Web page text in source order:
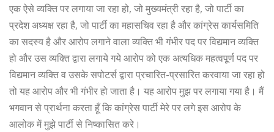
एक ऐसे व्यक्ति पर लगाया जा रहा हो, जो मुख्यमंत्री रहा है, जो पार्टी का
प्रदेश अध्यक्ष रहा है, जो पार्टी का महासचिव रहा है और कांग्रेस कार्यसमिति
का सदस्य है और आरोप लगाने वाला व्यक्ति भी गंभीर पद पर विद्यमान व्यक्ति
हो और उस व्यक्ति द्वारा लगाये गये आरोप को एक अत्यधिक महत्वपूर्ण पद पर
विद्यमान व्यक्ति व उसके सपोटर्स द्वारा प्रचारित-प्रसारित करवाया जा रहा हो
तो यह आरोप और भी गंभीर हो जाता है। यह आरोप मुझ पर लगाया गया है। मैं
भगवान से प्रार्थना करता हूँ कि कांग्रेस पार्टी मेरे पर लगे इस आरोप के
आलोक में मुझे पार्टी से निष्कासित करे।